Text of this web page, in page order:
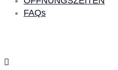
FAQs